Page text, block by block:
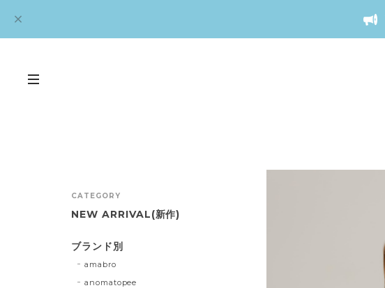
CATEGORY
NEW ARRIVAL(新作)
ブランド別
amabro
anomatopee